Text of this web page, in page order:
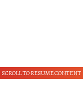
SCROLL TO RESUME CONTENT